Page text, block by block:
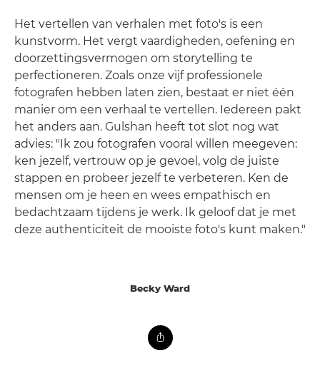
Het vertellen van verhalen met foto's is een
kunstvorm. Het vergt vaardigheden, oefening en
doorzettingsvermogen om storytelling te
perfectioneren. Zoals onze vijf professionele
fotografen hebben laten zien, bestaat er niet één
manier om een verhaal te vertellen. Iedereen pakt
het anders aan. Gulshan heeft tot slot nog wat
advies: "Ik zou fotografen vooral willen meegeven:
ken jezelf, vertrouw op je gevoel, volg de juiste
stappen en probeer jezelf te verbeteren. Ken de
mensen om je heen en wees empathisch en
bedachtzaam tijdens je werk. Ik geloof dat je met
deze authenticiteit de mooiste foto's kunt maken."
Becky Ward